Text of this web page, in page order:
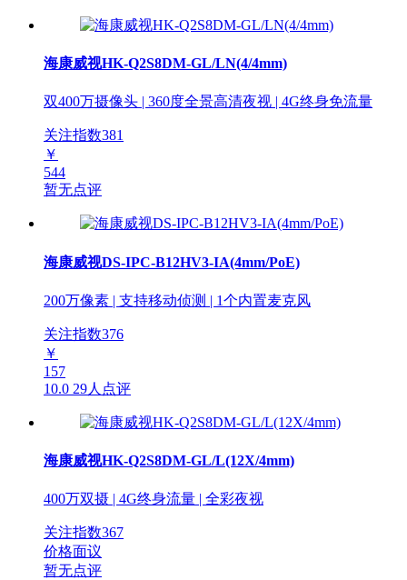
海康威视HK-Q2S8DM-GL/LN(4/4mm)
双400万摄像头 | 360度全景高清夜视 | 4G终身免流量
关注指数381
￥
544
暂无点评
海康威视DS-IPC-B12HV3-IA(4mm/PoE)
200万像素 | 支持移动侦测 | 1个内置麦克风
关注指数376
￥
157
10.0 29人点评
海康威视HK-Q2S8DM-GL/L(12X/4mm)
400万双摄 | 4G终身流量 | 全彩夜视
关注指数367
价格面议
暂无点评